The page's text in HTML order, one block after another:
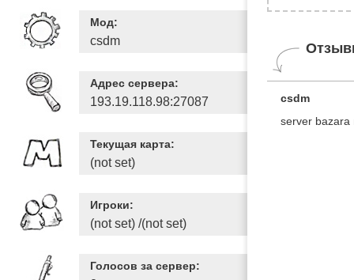
Мод:
csdm
Адрес сервера:
193.19.118.98:27087
Текущая карта:
(not set)
Игроки:
(not set) /(not set)
Голосов за сервер:
csdm
server bazara